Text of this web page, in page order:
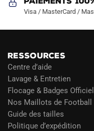
Visa / MasterCard /
RESSOURCES
Centre d’aide
Lavage & Entretien
Flocage & Badges
Nos Maillots de Football
Guide des tailles
Politique d’expédition